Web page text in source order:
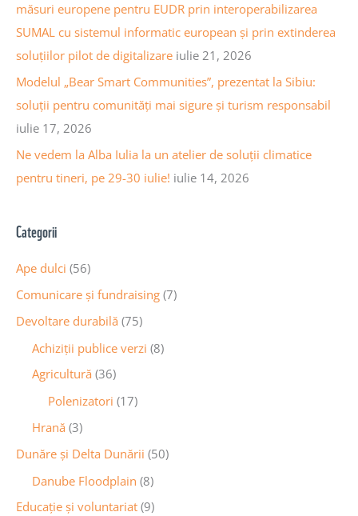
măsuri europene pentru EUDR prin interoperabilizarea
SUMAL cu sistemul informatic european și prin extinderea
soluțiilor pilot de digitalizare iulie 21, 2026
Modelul „Bear Smart Communities”, prezentat la Sibiu:
soluții pentru comunități mai sigure și turism responsabil
iulie 17, 2026
Ne vedem la Alba Iulia la un atelier de soluții climatice
pentru tineri, pe 29-30 iulie! iulie 14, 2026
Categorii
Ape dulci (56)
Comunicare și fundraising (7)
Devoltare durabilă (75)
Achiziții publice verzi (8)
Agricultură (36)
Polenizatori (17)
Hrană (3)
Dunăre și Delta Dunării (50)
Danube Floodplain (8)
Educaţie și voluntariat (9)
o
l
e